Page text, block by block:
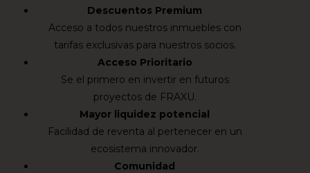
Descuentos Premium
Acceso a todos nuestros inmuebles con
tarifas exclusivas para nuestros socios.
Acceso Prioritario
Se el primero en invertir en futuros
proyectos de FRAXU.
Mayor liquidez potencial
Facilidad de reventa al pertenecer en un
ecosistema innovador.
Comunidad